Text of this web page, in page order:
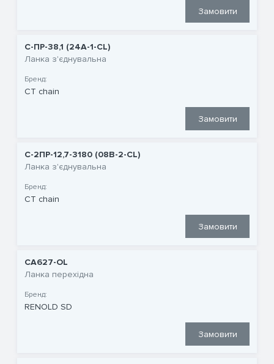
Замовити
С-ПР-38,1 (24A-1-CL)
Ланка з'єднувальна
Бренд:
CT chain
Замовити
С-2ПР-12,7-3180 (08B-2-CL)
Ланка з'єднувальна
Бренд:
CT chain
Замовити
CA627-OL
Ланка перехідна
Бренд:
RENOLD SD
Замовити